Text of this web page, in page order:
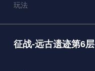
玩法
征战-远古遗迹第6层